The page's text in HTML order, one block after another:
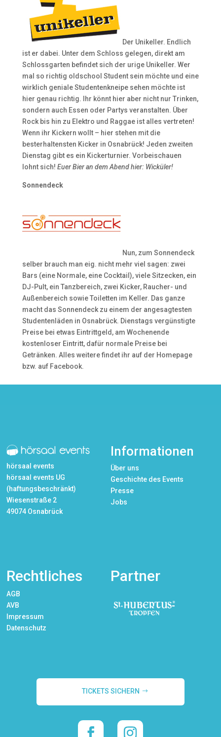
Der Unikeller. Endlich
ist er dabei. Unter dem Schloss gelegen, direkt am
Schlossgarten befindet sich der urige Unikeller. Wer
mal so richtig oldschool Student sein möchte und eine
wirklich geniale Studentenkneipe sehen möchte ist
hier genau richtig. Ihr könnt hier aber nicht nur Trinken,
sondern auch Essen oder Partys veranstalten. Über
Rock bis hin zu Elektro und Raggae ist alles vertreten!
Wenn ihr Kickern wollt – hier stehen mit die
besterhaltensten Kicker in Osnabrück! Jeden zweiten
Dienstag gibt es ein Kickerturnier. Vorbeischauen
lohnt sich! Euer Bier an dem Abend hier: Wicküler!
Sonnendeck
Nun, zum Sonnendeck
selber brauch man eig. nicht mehr viel sagen: zwei
Bars (eine Normale, eine Cocktail), viele Sitzecken, ein
DJ-Pult, ein Tanzbereich, zwei Kicker, Raucher- und
Außenbereich sowie Toiletten im Keller. Das ganze
macht das Sonnendeck zu einem der angesagtesten
Studentenläden in Osnabrück. Dienstags vergünstigte
Preise bei etwas Eintrittgeld, am Wochenende
kostenloser Eintritt, dafür normale Preise bei
Getränken. Alles weitere findet ihr auf der Homepage
bzw. auf Facebook.
hörsaal events
hörsaal events UG
(haftungsbeschränkt)
Wiesenstraße 2
49074 Osnabrück
Informationen
Über uns
Geschichte des Events
Presse
Jobs
Rechtliches
AGB
AVB
Impressum
Datenschutz
Partner
TICKETS SICHERN